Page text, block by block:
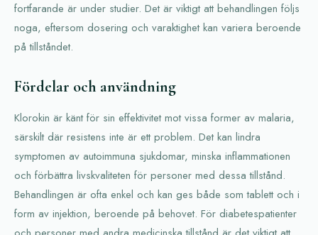
fortfarande är under studier. Det är viktigt att behandlingen följs
noga, eftersom dosering och varaktighet kan variera beroende
på tillståndet.
Fördelar och användning
Klorokin är känt för sin effektivitet mot vissa former av malaria,
särskilt där resistens inte är ett problem. Det kan lindra
symptomen av autoimmuna sjukdomar, minska inflammationen
och förbättra livskvaliteten för personer med dessa tillstånd.
Behandlingen är ofta enkel och kan ges både som tablett och i
form av injektion, beroende på behovet. För diabetespatienter